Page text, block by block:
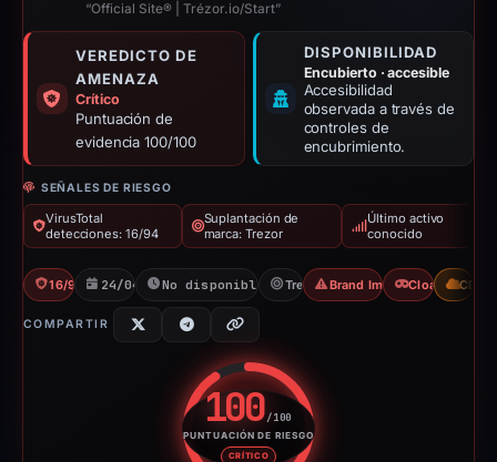
“Official Site® | Trézor.io/Start”
VEREDICTO DE
AMENAZA
Crítico
Puntuación de
evidencia 100/100
DISPONIBILIDAD
Encubierto · accesible
Accesibilidad
observada a través de
controles de
encubrimiento.
SEÑALES DE RIESGO
VirusTotal
detecciones: 16/94
Suplantación de
marca: Trezor
Último activo
conocido
16/94 VT24/04/2026No disponible desde 06/06/2026
Trezor Brand Impersonation
CloakingCDN
COMPARTIR
100/100
PUNTUACIÓN DE RIESGO
CRÍTICO
Puntuación de riesgo: 100